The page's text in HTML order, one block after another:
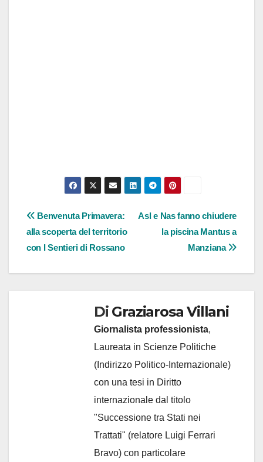
Navigazione
articoli
Asl e Nas fanno chiudere
la piscina Mantus a
Manziana
Benvenuta Primavera:
alla scoperta del territorio
con I Sentieri di Rossano
Di Graziarosa Villani
Giornalista professionista,
Laureata in Scienze Politiche
(Indirizzo Politico-Internazionale)
con una tesi in Diritto
internazionale dal titolo
"Successione tra Stati nei
Trattati" (relatore Luigi Ferrari
Bravo) con particolare